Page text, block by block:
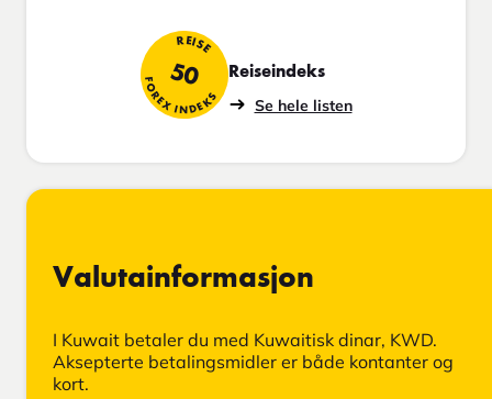
REISE
50
FOREX INDEKS Reiseindeks
Se hele listen
Valutainformasjon
I Kuwait betaler du med Kuwaitisk dinar, KWD.
Aksepterte betalingsmidler er både kontanter og
kort.